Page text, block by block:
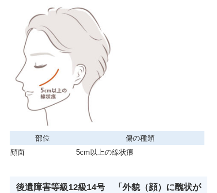
部位
傷の種類
顔面
5cm以上の線状痕
後遺障害等級12級14号 「外貌（顔）に醜状が